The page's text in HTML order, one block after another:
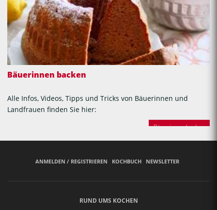
Bäuerinnen backen
Alle Infos, Videos, Tipps und Tricks von Bäuerinnen und
Landfrauen finden Sie hier:
Bäuerinnen backen
ANMELDEN / REGISTRIEREN KOCHBUCH NEWSLETTER
RUND UMS KOCHEN